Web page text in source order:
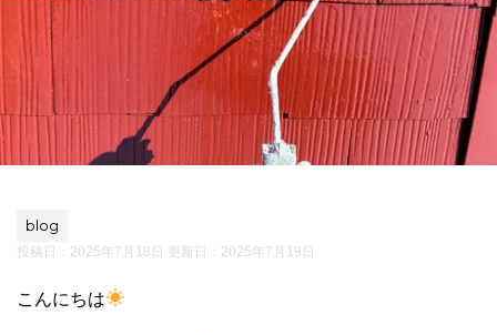
blog
投稿日：2025年7月18日 更新日： 2025年7月19日
こんにちは